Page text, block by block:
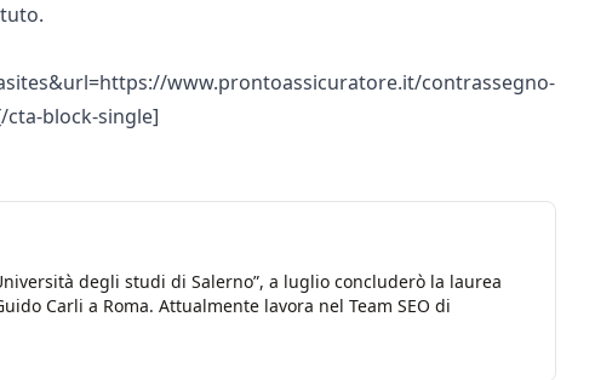
www.prontoassicuratore.it/contrassegno-
block-single]
degli studi di Salerno”, a luglio concluderò la laurea
Carli a Roma. Attualmente lavora nel Team SEO di